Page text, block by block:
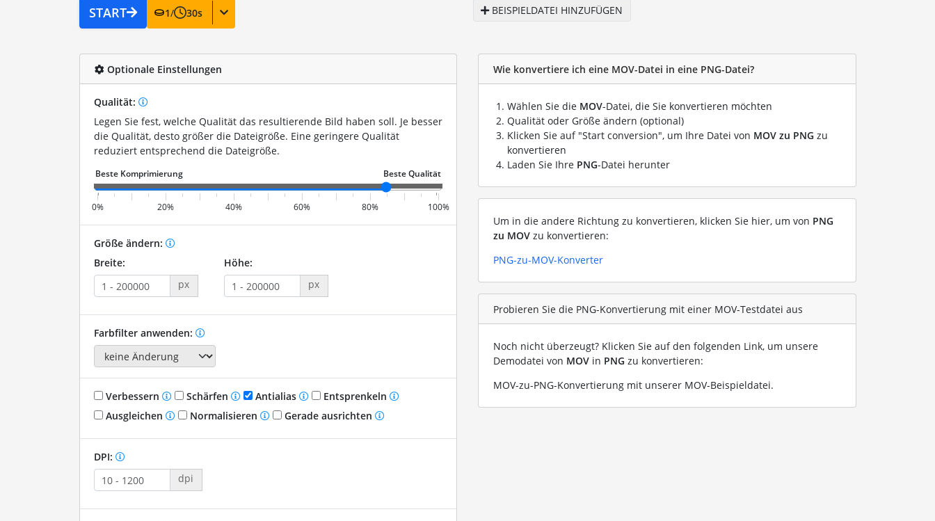
START 1/ 30s BEISPIELDATEI HINZUFÜGEN
Optionale Einstellungen
Qualität:
Legen Sie fest, welche Qualität das resultierende Bild haben soll. Je besser
die Qualität, desto größer die Dateigröße. Eine geringere Qualität
reduziert entsprechend die Dateigröße.
0% 20% 40% 60% 80% 100%
Größe ändern:
Breite:
px
Höhe:
px
Farbfilter anwenden:
Verbessern Schärfen Antialias
Entsprenkeln
Ausgleichen
Normalisieren Gerade ausrichten
DPI:
dpi
Wie konvertiere ich eine MOV-Datei in eine PNG-Datei?
Wählen Sie die MOV-Datei, die Sie konvertieren möchten
Qualität oder Größe ändern (optional)
Klicken Sie auf "Start conversion", um Ihre Datei von MOV zu PNG zu
konvertieren
Laden Sie Ihre PNG-Datei herunter
Um in die andere Richtung zu konvertieren, klicken Sie hier, um von PNG
zu MOV zu konvertieren:
PNG-zu-MOV-Konverter
Probieren Sie die PNG-Konvertierung mit einer MOV-Testdatei aus
Noch nicht überzeugt? Klicken Sie auf den folgenden Link, um unsere
Demodatei von MOV in PNG zu konvertieren:
MOV-zu-PNG-Konvertierung mit unserer MOV-Beispieldatei.